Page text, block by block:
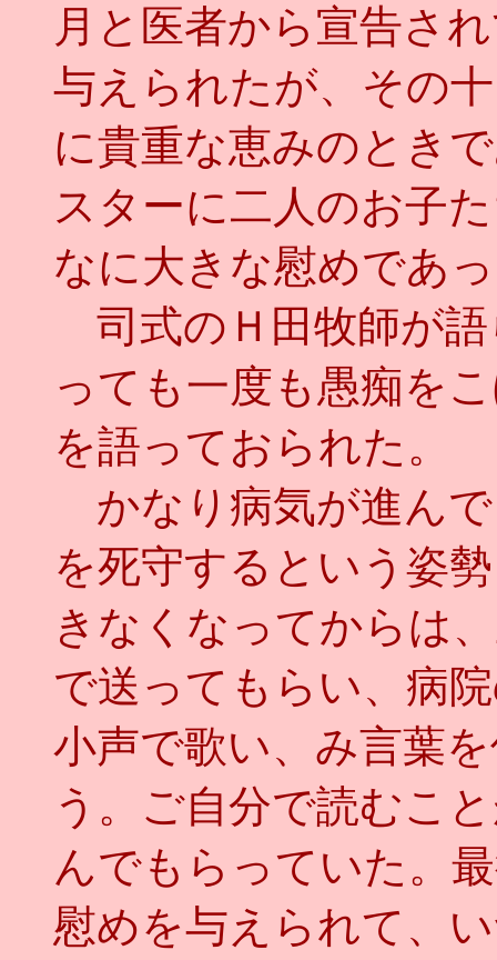
月と医者から宣告さ
与えられたが、その
に貴重な恵みのとき
スターに二人のお子
なに大きな慰めであ
司式のＨ田牧師が
っても一度も愚痴を
を語っておられた。
かなり病気が進ん
を死守するという姿
きなくなってからは
で送ってもらい、病
小声で歌い、み言葉
う。ご自分で読むこ
んでもらっていた。
慰めを与えられて、